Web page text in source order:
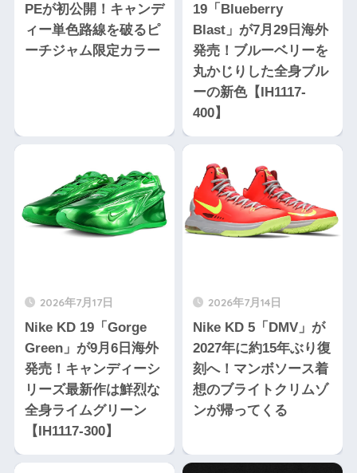
PEが初公開！キャンデ
ィー単色路線を破るピ
ーチジャム限定カラー
19「Blueberry
Blast」が7月29日海外
発売！ブルーベリーを
丸かじりした全身ブル
ーの新色【IH1117-
400】
2026年7月17日
Nike KD 19「Gorge
Green」が9月6日海外
発売！キャンディーシ
リーズ最新作は鮮烈な
全身ライムグリーン
【IH1117-300】
2026年7月14日
Nike KD 5「DMV」が
2027年に約15年ぶり復
刻へ！マンボソース着
想のブライトクリムゾ
ンが帰ってくる